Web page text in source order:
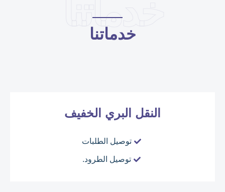
خدماتنا
خدماتنا
النقل البري الخفيف
توصيل الطلبات
توصيل الطرود.